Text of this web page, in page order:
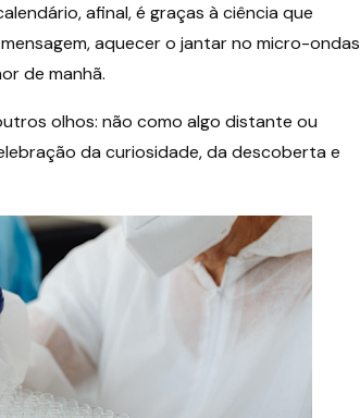
afinal, é graças à ciência que
aquecer o jantar no micro-ondas
de manhã.
olhos: não como algo distante ou
da curiosidade, da descoberta e